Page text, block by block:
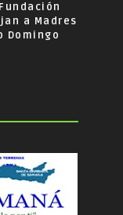
a Madres
Domingo